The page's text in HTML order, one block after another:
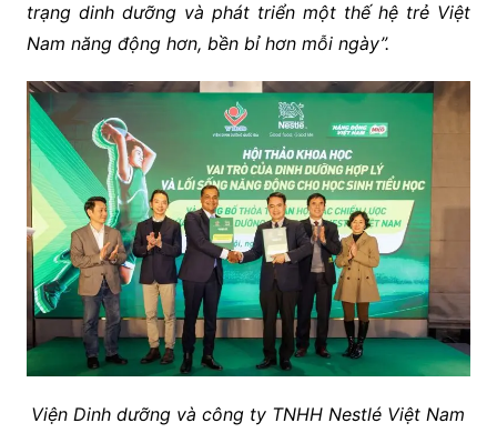
trạng dinh dưỡng và phát triển một thế hệ trẻ Việt
Nam năng động hơn, bền bỉ hơn mỗi ngày”.
Viện Dinh dưỡng và công ty TNHH Nestlé Việt Nam